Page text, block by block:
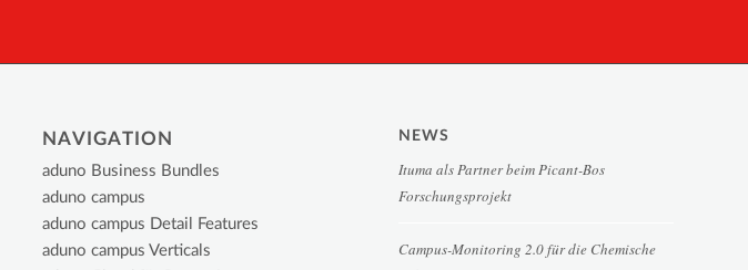
NAVIGATION
aduno Business Bundles
aduno campus
aduno campus Detail Features
aduno campus Verticals
NEWS
Ituma als Partner beim Picant-Bos
Forschungsprojekt
Campus-Monitoring 2.0 für die Chemische